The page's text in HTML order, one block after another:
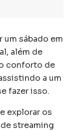
um sábado em
além de
conforto de
a um
fazer isso.
explorar os
streaming